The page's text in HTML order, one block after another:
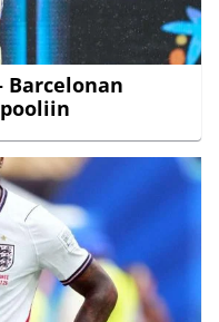
Barcelonan